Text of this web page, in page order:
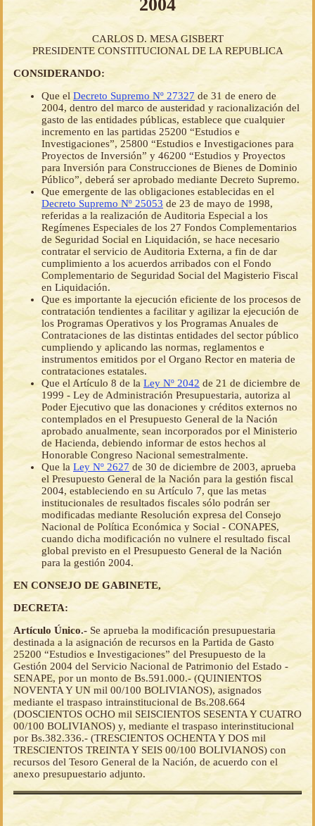
2004
CARLOS D. MESA GISBERT
PRESIDENTE CONSTITUCIONAL DE LA REPUBLICA
CONSIDERANDO:
Que elDecreto Supremo Nº 27327 de 31 de enero de
2004, dentro del marco de austeridad y racionalización del
gasto de las entidades públicas, establece que cualquier
incremento en las partidas 25200 “Estudios e
Investigaciones”, 25800 “Estudios e Investigaciones para
Proyectos de Inversión” y 46200 “Estudios y Proyectos
para Inversión para Construcciones de Bienes de Dominio
Público”, deberá ser aprobado mediante Decreto Supremo.
Que emergente de las obligaciones establecidas en el
Decreto Supremo Nº 25053 de 23 de mayo de 1998,
referidas a la realización de Auditoria Especial a los
Regímenes Especiales de los 27 Fondos Complementarios
de Seguridad Social en Liquidación, se hace necesario
contratar el servicio de Auditoria Externa, a fin de dar
cumplimiento a los acuerdos arribados con el Fondo
Complementario de Seguridad Social del Magisterio Fiscal
en Liquidación.
Que es importante la ejecución eficiente de los procesos de
contratación tendientes a facilitar y agilizar la ejecución de
los Programas Operativos y los Programas Anuales de
Contrataciones de las distintas entidades del sector público
cumpliendo y aplicando las normas, reglamentos e
instrumentos emitidos por el Organo Rector en materia de
contrataciones estatales.
Que el Artículo 8 de la Ley Nº 2042 de 21 de diciembre de
1999 - Ley de Administración Presupuestaria, autoriza al
Poder Ejecutivo que las donaciones y créditos externos no
contemplados en el Presupuesto General de la Nación
aprobado anualmente, sean incorporados por el Ministerio
de Hacienda, debiendo informar de estos hechos al
Honorable Congreso Nacional semestralmente.
Que la Ley Nº 2627 de 30 de diciembre de 2003, aprueba
el Presupuesto General de la Nación para la gestión fiscal
2004, estableciendo en su Artículo 7, que las metas
institucionales de resultados fiscales sólo podrán ser
modificadas mediante Resolución expresa del Consejo
Nacional de Política Económica y Social - CONAPES,
cuando dicha modificación no vulnere el resultado fiscal
global previsto en el Presupuesto General de la Nación
para la gestión 2004.
EN CONSEJO DE GABINETE,
DECRETA:
Artículo Único.- Se aprueba la modificación presupuestaria
destinada a la asignación de recursos en la Partida de Gasto
25200 “Estudios e Investigaciones” del Presupuesto de la
Gestión 2004 del Servicio Nacional de Patrimonio del Estado -
SENAPE, por un monto de Bs.591.000.- (QUINIENTOS
NOVENTA Y UN mil 00/100 BOLIVIANOS), asignados
mediante el traspaso intrainstitucional de Bs.208.664
(DOSCIENTOS OCHO mil SEISCIENTOS SESENTA Y CUATRO
00/100 BOLIVIANOS) y, mediante el traspaso interinstitucional
por Bs.382.336.- (TRESCIENTOS OCHENTA Y DOS mil
TRESCIENTOS TREINTA Y SEIS 00/100 BOLIVIANOS) con
recursos del Tesoro General de la Nación, de acuerdo con el
anexo presupuestario adjunto.